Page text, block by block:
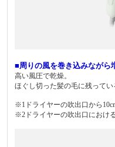
■周りの風を巻き込みながら
高い風圧で乾燥。
ほぐし切った髪の毛に残って
※1ドライヤーの吹出口から
※2ドライヤーの吹出口におけ